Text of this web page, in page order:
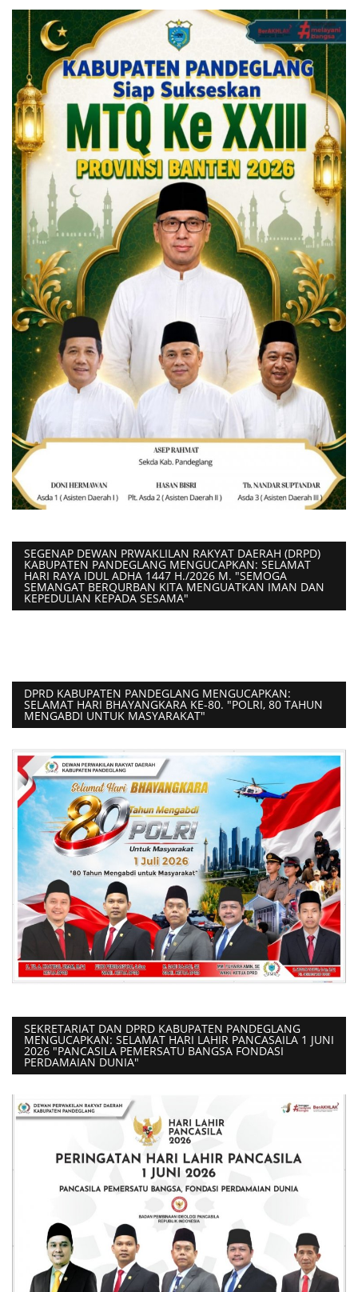
SEGENAP DEWAN PRWAKLILAN RAKYAT DAERAH (DRPD)
KABUPATEN PANDEGLANG MENGUCAPKAN: SELAMAT
HARI RAYA IDUL ADHA 1447 H./2026 M. "SEMOGA
SEMANGAT BERQURBAN KITA MENGUATKAN IMAN DAN
KEPEDULIAN KEPADA SESAMA"
DPRD KABUPATEN PANDEGLANG MENGUCAPKAN:
SELAMAT HARI BHAYANGKARA KE-80. "POLRI, 80 TAHUN
MENGABDI UNTUK MASYARAKAT"
SEKRETARIAT DAN DPRD KABUPATEN PANDEGLANG
MENGUCAPKAN: SELAMAT HARI LAHIR PANCASAILA 1 JUNI
2026 "PANCASILA PEMERSATU BANGSA FONDASI
PERDAMAIAN DUNIA"